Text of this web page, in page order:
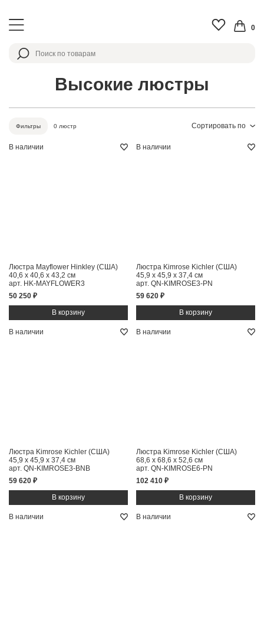
0
Высокие люстры
Сортировать по
Фильтры 0 люстр
В наличии
Люстра Mayflower Hinkley (США)
40,6 x 40,6 x 43,2 см
арт. HK-MAYFLOWER3
50 250 ₽
В наличии
Люстра Kimrose Kichler (США)
45,9 x 45,9 x 37,4 см
арт. QN-KIMROSE3-PN
59 620 ₽
В наличии
Люстра Kimrose Kichler (США)
45,9 x 45,9 x 37,4 см
арт. QN-KIMROSE3-BNB
59 620 ₽
В наличии
Люстра Kimrose Kichler (США)
68,6 x 68,6 x 52,6 см
арт. QN-KIMROSE6-PN
102 410 ₽
В наличии В наличии